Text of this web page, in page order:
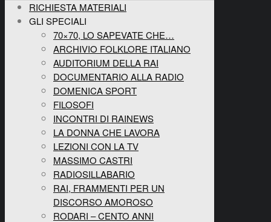
RICHIESTA MATERIALI
GLI SPECIALI
70×70, LO SAPEVATE CHE…
ARCHIVIO FOLKLORE ITALIANO
AUDITORIUM DELLA RAI
DOCUMENTARIO ALLA RADIO
DOMENICA SPORT
FILOSOFI
INCONTRI DI RAINEWS
LA DONNA CHE LAVORA
LEZIONI CON LA TV
MASSIMO CASTRI
RADIOSILLABARIO
RAI, FRAMMENTI PER UN
DISCORSO AMOROSO
RODARI – CENTO ANNI